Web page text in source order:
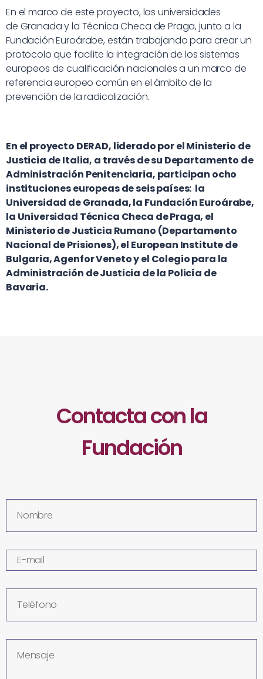
En el marco de este proyecto, las universidades
de Granada y la Técnica Checa de Praga, junto a la
Fundación Euroárabe, están trabajando para crear un
protocolo que facilite la integración de los sistemas
europeos de cualificación nacionales a un marco de
referencia europeo común en el ámbito de la
prevención de la radicalización.
En el proyecto DERAD, liderado por el Ministerio de
Justicia de Italia, a través de su Departamento de
Administración Penitenciaria, participan ocho
instituciones europeas de seis países: la
Universidad de Granada, la Fundación Euroárabe,
la Universidad Técnica Checa de Praga, el
Ministerio de Justicia Rumano (Departamento
Nacional de Prisiones), el European Institute de
Bulgaria, Agenfor Veneto y el Colegio para la
Administración de Justicia de la Policía de
Bavaria.
Contacta con la
Fundación